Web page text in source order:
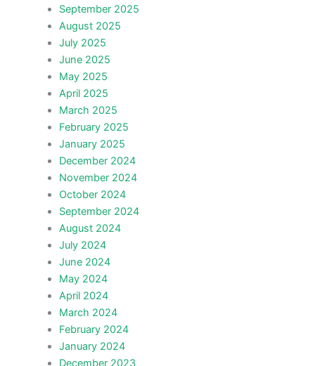
September 2025
August 2025
July 2025
June 2025
May 2025
April 2025
March 2025
February 2025
January 2025
December 2024
November 2024
October 2024
September 2024
August 2024
July 2024
June 2024
May 2024
April 2024
March 2024
February 2024
January 2024
December 2023